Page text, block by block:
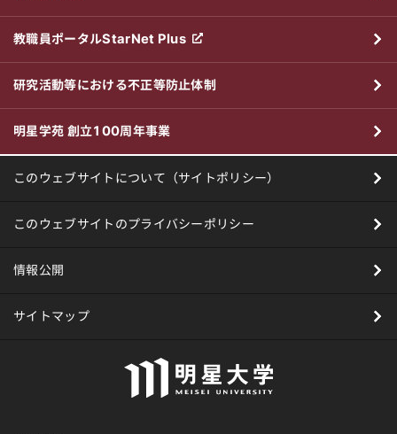
教職員ポータルStarNet Plus
研究活動等における不正等防止体制
明星学苑 創立100周年事業
このウェブサイトについて（サイトポリシー）
このウェブサイトのプライバシーポリシー
情報公開
サイトマップ